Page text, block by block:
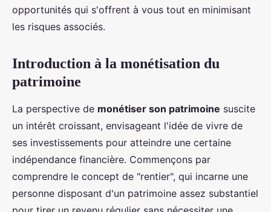
opportunités qui s'offrent à vous tout en minimisant
les risques associés.
Introduction à la monétisation du
patrimoine
La perspective de monétiser son patrimoine suscite
un intérêt croissant, envisageant l'idée de vivre de
ses investissements pour atteindre une certaine
indépendance financière. Commençons par
comprendre le concept de "rentier", qui incarne une
personne disposant d'un patrimoine assez substantiel